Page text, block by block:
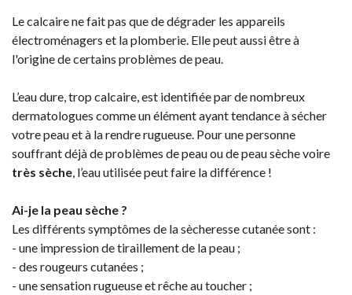
Le calcaire ne fait pas que de dégrader les appareils
électroménagers et la plomberie. Elle peut aussi être à
l'origine de certains problèmes de peau.
L’eau dure, trop calcaire, est identifiée par de nombreux
dermatologues comme un élément ayant tendance à sécher
votre peau et à la rendre rugueuse. Pour une personne
souffrant déjà de problèmes de peau ou de peau sèche voire
très sèche , l’eau utilisée peut faire la différence !
Ai-je la peau sèche ?
Les différents symptômes de la sècheresse cutanée sont :
- une impression de tiraillement de la peau ;
- des rougeurs cutanées ;
- une sensation rugueuse et rêche au toucher ;